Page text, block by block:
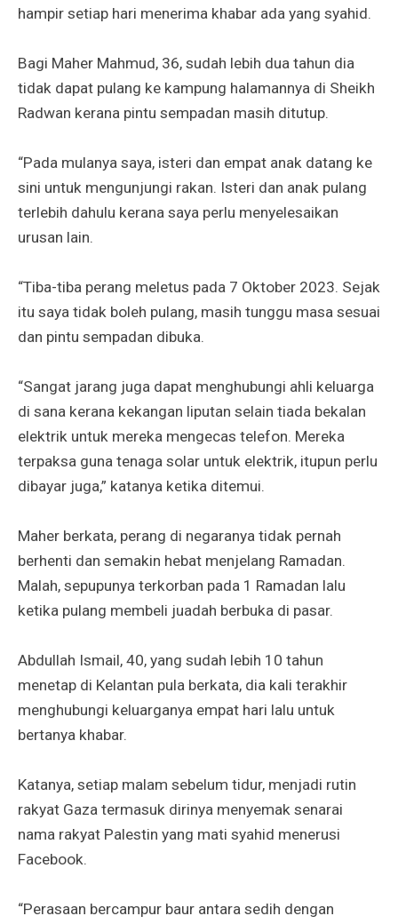
hampir setiap hari menerima khabar ada yang syahid.
Bagi Maher Mahmud, 36, sudah lebih dua tahun dia
tidak dapat pulang ke kampung halamannya di Sheikh
Radwan kerana pintu sempadan masih ditutup.
“Pada mulanya saya, isteri dan empat anak datang ke
sini untuk mengunjungi rakan. Isteri dan anak pulang
terlebih dahulu kerana saya perlu menyelesaikan
urusan lain.
“Tiba-tiba perang meletus pada 7 Oktober 2023. Sejak
itu saya tidak boleh pulang, masih tunggu masa sesuai
dan pintu sempadan dibuka.
“Sangat jarang juga dapat menghubungi ahli keluarga
di sana kerana kekangan liputan selain tiada bekalan
elektrik untuk mereka mengecas telefon. Mereka
terpaksa guna tenaga solar untuk elektrik, itupun perlu
dibayar juga,” katanya ketika ditemui.
Maher berkata, perang di negaranya tidak pernah
berhenti dan semakin hebat menjelang Ramadan.
Malah, sepupunya terkorban pada 1 Ramadan lalu
ketika pulang membeli juadah berbuka di pasar.
Abdullah Ismail, 40, yang sudah lebih 10 tahun
menetap di Kelantan pula berkata, dia kali terakhir
menghubungi keluarganya empat hari lalu untuk
bertanya khabar.
Katanya, setiap malam sebelum tidur, menjadi rutin
rakyat Gaza termasuk dirinya menyemak senarai
nama rakyat Palestin yang mati syahid menerusi
Facebook.
“Perasaan bercampur baur antara sedih dengan